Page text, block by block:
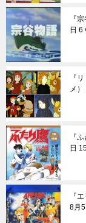
『
日 6
『
メ）
『
日
『
8月